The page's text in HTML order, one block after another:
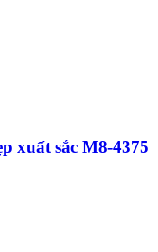
xuất sắc M8-4375